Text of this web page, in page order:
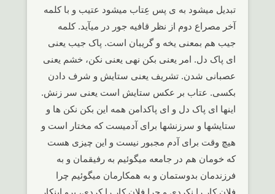
تبدیل میشود به ی پس عِتاب میشود عتیب و با کلمه
آخر مصراع دوم از نظر قافیه جور در میآید. کلمه
جیب هم بمعنی یخه و گریبان است. پاک جیب یعنی
ای پاک دل. امر یعنی بکن نهی یعنی نکن، خشم یعنی
عصبانی شدن. تشریف یعنی ستایش و شرف دادن
بکسی. عتاب بر عکس ستایش است یعنی سر زنش.
اینها ای پاک دل و ای پاکدامن همه این بکن نکن ها و
ستایشها و سرزنشها برای آدمیست که مختار است و
هیچ وقت برای آدم مجبور نیست و این چیزی هست
که خومان هم در جامعه میگوئیم به رفیقمان و به
فرزندمان بدوستمان و به همکارمان میگوئیم چرا
فلان کار را نکردی و چرا فلان کار را کردی، برو اینکار